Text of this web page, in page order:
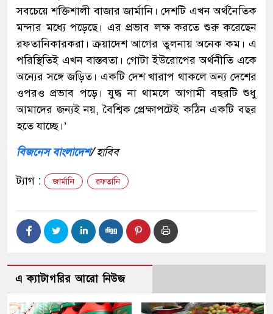
সবচেয়ে শক্তিশালী বাজার জার্মানি। দেশটি এখন অর্থনৈতিক
মন্দার মধ্যে পড়েছে। এর প্রভাব লক্ষ করতে শুরু করেছেন
রফতানিকারকরা। ক্রয়াদেশ আগের তুলনায় অনেক কম। এ
পরিস্থিতিই এখন বাস্তবতা। গোটা ইউরোপের অর্থনীতি একে
অন্যের সঙ্গে জড়িত। একটি দেশ খারাপ থাকলে অন্য দেশের
ওপরও প্রভাব পড়ে। যুদ্ধ না থামলে আগামী বছরটি শুধু
আমাদের জন্যই নয়, বৈশ্বিক প্রেক্ষাপটেই কঠিন একটি বছর
হতে যাচ্ছে।’
বিজনেস বাংলাদেশ/হাবিব
ট্যাগ : জার্মানি রফতানি
এ ক্যাটাগরির আরো নিউজ